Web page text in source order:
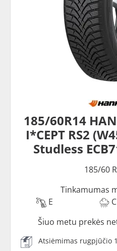
185/60R14
I*CEPT RS2
Studless
185/60
Tinkamumas
E
C
Šiuo metu prekės
Atsiėmimas rugpjūčio